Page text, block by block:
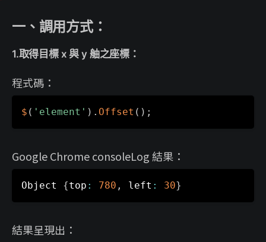
一、調用方式：
1.取得目標 x 與 y 舳之座標：
程式碼：
$ ( 'element' ) . Offset ( ) ;
Google Chrome consoleLog 結果：
Object {top : 780 , left : 30}
結果呈現出：